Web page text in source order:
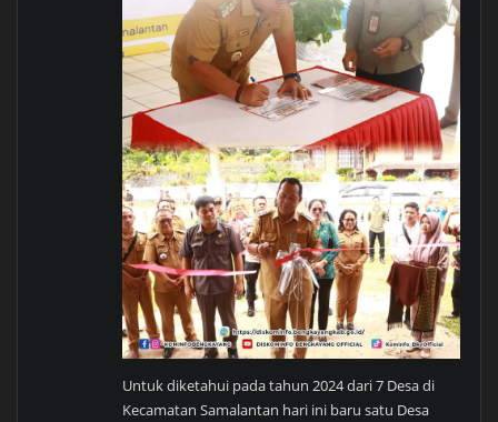
Untuk diketahui pada tahun 2024 dari 7 Desa di
Kecamatan Samalantan hari ini baru satu Desa